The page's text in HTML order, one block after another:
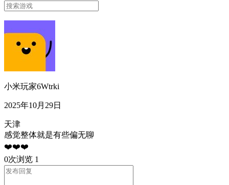
小米玩家6Wtrki
2025年10月29日
天津
感觉整体就是有些偏无聊
❤️❤️❤️
0次浏览 1